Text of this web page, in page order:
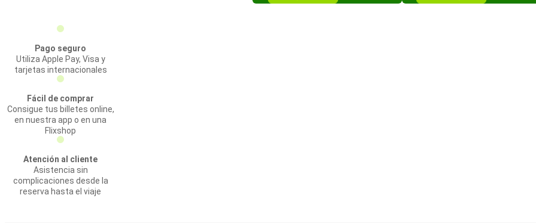
Pago seguro
Utiliza Apple Pay, Visa y
tarjetas internacionales
Fácil de comprar
Consigue tus billetes online,
en nuestra app o en una
Flixshop
Atención al cliente
Asistencia sin
complicaciones desde la
reserva hasta el viaje